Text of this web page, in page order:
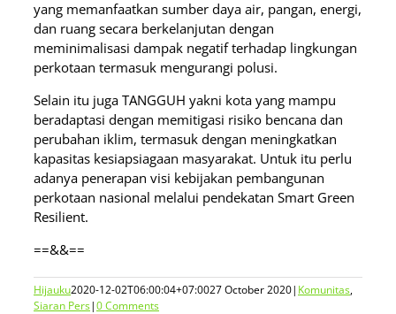
yang memanfaatkan sumber daya air, pangan, energi,
dan ruang secara berkelanjutan dengan
meminimalisasi dampak negatif terhadap lingkungan
perkotaan termasuk mengurangi polusi.
Selain itu juga TANGGUH yakni kota yang mampu
beradaptasi dengan memitigasi risiko bencana dan
perubahan iklim, termasuk dengan meningkatkan
kapasitas kesiapsiagaan masyarakat. Untuk itu perlu
adanya penerapan visi kebijakan pembangunan
perkotaan nasional melalui pendekatan Smart Green
Resilient.
==&&==
Hijauku2020-12-02T06:00:04+07:0027 October 2020| Komunitas,
Siaran Pers|0 Comments